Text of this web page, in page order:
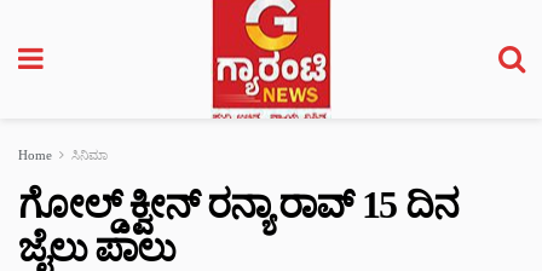
Home ಸಿನಿಮಾ
ಗೋಲ್ಡ್‌ ಕ್ವೀನ್ ರನ್ಯಾ ರಾವ್‌ 15 ದಿನ
ಜೈಲು ಪಾಲು